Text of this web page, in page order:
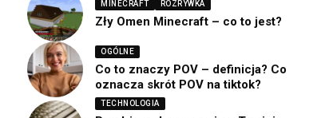
MINECRAFT ROZRYWKA
Zły Omen Minecraft – co to jest?
OGÓLNE
Co to znaczy POV – definicja? Co
oznacza skrót POV na tiktok?
TECHNOLOGIA